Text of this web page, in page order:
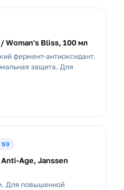
Woman's Bliss, 100 мл
фермент-антиоксидант.
защита. Для
Age, Janssen
Для повышенной